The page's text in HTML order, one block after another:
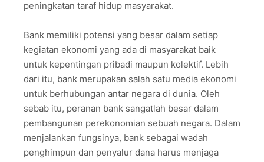
peningkatan taraf hidup masyarakat.
Bank memiliki potensi yang besar dalam setiap
kegiatan ekonomi yang ada di masyarakat baik
untuk kepentingan pribadi maupun kolektif. Lebih
dari itu, bank merupakan salah satu media ekonomi
untuk berhubungan antar negara di dunia. Oleh
sebab itu, peranan bank sangatlah besar dalam
pembangunan perekonomian sebuah negara. Dalam
menjalankan fungsinya, bank sebagai wadah
penghimpun dan penyalur dana harus menjaga